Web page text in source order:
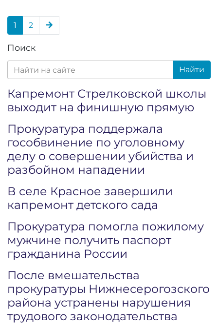
1 2
Поиск
Найти
Капремонт Стрелковской школы
выходит на финишную прямую
Прокуратура поддержала
гособвинение по уголовному
делу о совершении убийства и
разбойном нападении
В селе Красное завершили
капремонт детского сада
Прокуратура помогла пожилому
мужчине получить паспорт
гражданина России
После вмешательства
прокуратуры Нижнесерогозского
района устранены нарушения
трудового законодательства